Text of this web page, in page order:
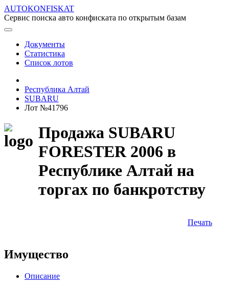
AUTOKONFISKAT
Сервис поиска авто конфиската по открытым базам
Документы
Статистика
Список лотов
Республика Алтай
SUBARU
Лот №41796
Продажа SUBARU
FORESTER 2006 в
Республике Алтай на
торгах по банкротству
Печать
Имущество
Описание